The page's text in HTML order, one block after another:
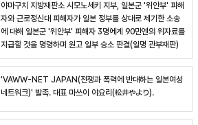
야마구치 지방재판소 시모노세키 지부, 일본군 '위안부' 피해
자와 근로정신대 피해자가 일본 정부를 상대로 제기한 소송
에 대해 일본군 '위안부' 피해자 3명에게 90만엔의 위자료를
지급할 것을 명령하며 원고 일부 승소 판결(일명 관부재판)
'VAWW-NET JAPAN(전쟁과 폭력에 반대하는 일본여성
네트워크)' 발족. 대표 마쓰이 야요리(松井やより).